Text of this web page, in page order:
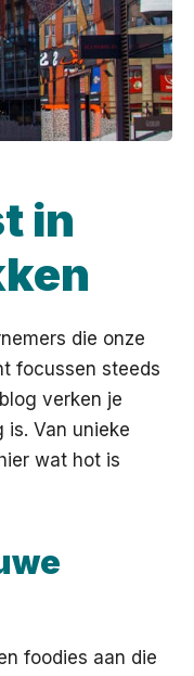
in
die onze
focussen steeds
verken je
Van unieke
wat hot is
foodies aan die